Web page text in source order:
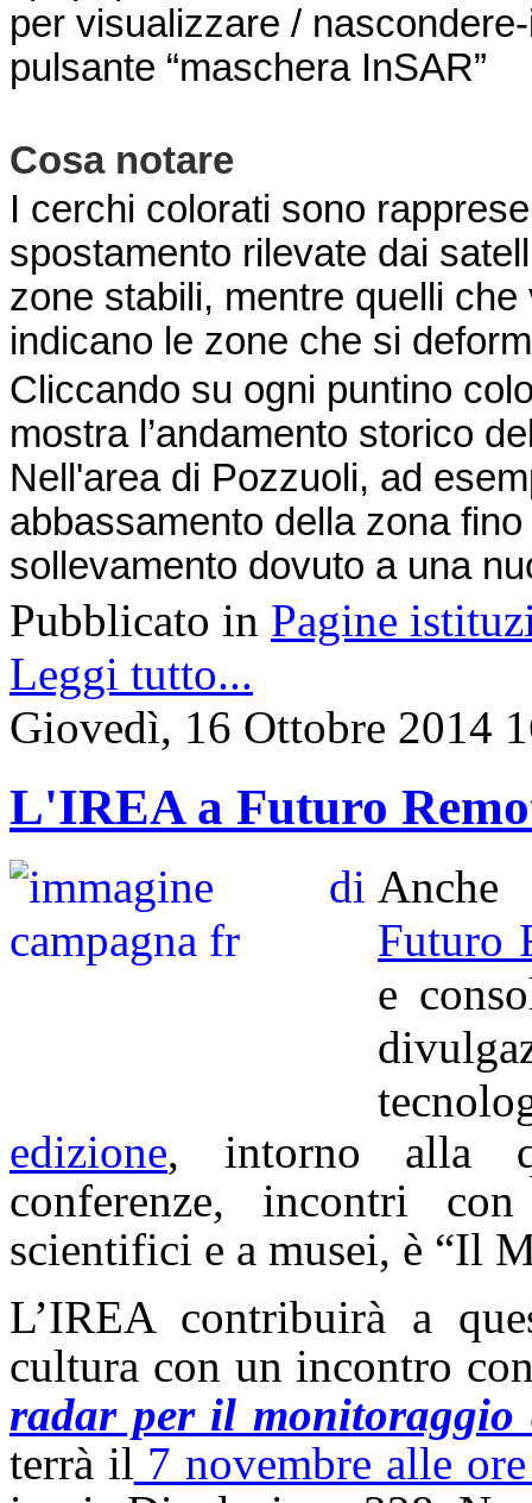
per visualizzare /
pulsante “maschera InSAR”
Cosa notare
I cerchi colorati sono
spostamento rilevate dai
zone stabili, mentre quelli
indicano le zone che si
Cliccando su ogni puntino
mostra l’andamento storico
Nell'area di Pozzuoli, ad
abbassamento della zona
sollevamento dovuto a una
Pubblicato in Pagine
Leggi tutto...
Giovedì, 16 Ottobre 2014
L'IREA a Futuro
Anche
Futuro
e
edizione, intorno alla
conferenze, incontri
scientifici e a musei, è “Il
L’IREA contribuirà a
cultura con un incontro
radar per il monitoraggio
terrà il 7 novembre alle